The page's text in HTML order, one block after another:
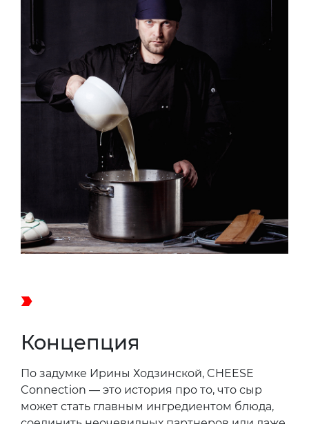
Концепция
По задумке Ирины Ходзинской, CHEESE
Connection — это история про то, что сыр
может стать главным ингредиентом блюда,